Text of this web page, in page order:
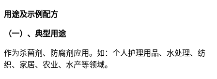
用途及示例配方
（一）、典型用途
作为杀菌剂、防腐剂应用。如：个人护理用品、水处理、纺
织、家居、农业、水产等领域。